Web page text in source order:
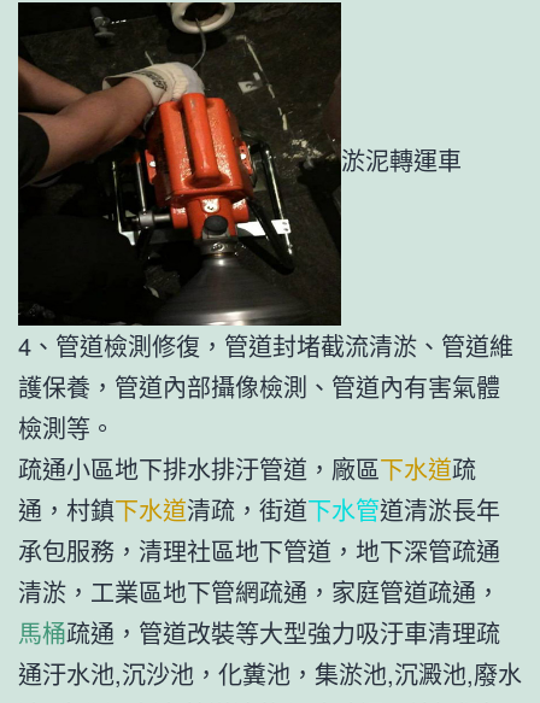
淤泥轉運車
4、管道檢測修復，管道封堵截流清淤、管道維
護保養，管道內部攝像檢測、管道內有害氣體
檢測等。
疏通小區地下排水排汙管道，廠區下水道疏
通，村鎮下水道清疏，街道下水管道清淤長年
承包服務，清理社區地下管道，地下深管疏通
清淤，工業區地下管網疏通，家庭管道疏通，
馬桶疏通，管道改裝等大型強力吸汙車清理疏
通汙水池,沉沙池，化糞池，集淤池,沉澱池,廢水